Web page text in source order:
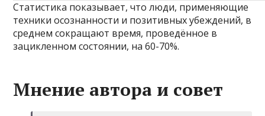
Статистика показывает, что люди, применяющие
техники осознанности и позитивных убеждений, в
среднем сокращают время, проведённое в
зацикленном состоянии, на 60-70%.
Мнение автора и совет